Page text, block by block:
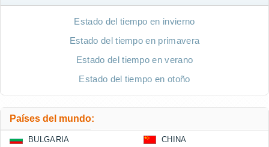
Estado del tiempo en invierno
Estado del tiempo en primavera
Estado del tiempo en verano
Estado del tiempo en otoño
Países del mundo:
BULGARIA CHINA